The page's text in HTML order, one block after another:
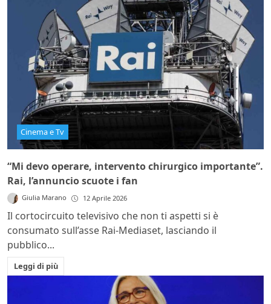
Cinema e Tv
“Mi devo operare, intervento chirurgico importante”.
Rai, l’annuncio scuote i fan
Giulia Marano 12 Aprile 2026
Il cortocircuito televisivo che non ti aspetti si è
consumato sull’asse Rai-Mediaset, lasciando il
pubblico...
Leggi di più